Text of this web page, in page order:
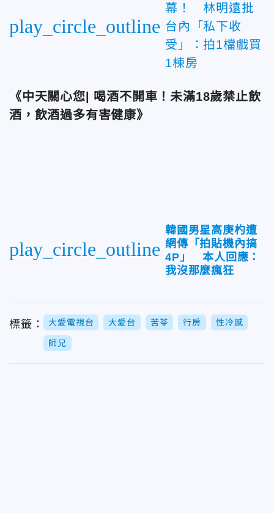
play_circle_outline
幕！ 林明遠批
台內「私下收
受」：拍1檔戲買
1棟房
《中天關心您| 喝酒不開車！未滿18歲禁止飲
酒，飲酒過多有害健康》
play_circle_outline
韓國男星高庚杓遭
網傳「拍貼機內搞
4P」 本人回應：
我沒那麼瘋狂
標籤： 大愛電視台 大愛台 苦苓 行房 性冷感
師兄